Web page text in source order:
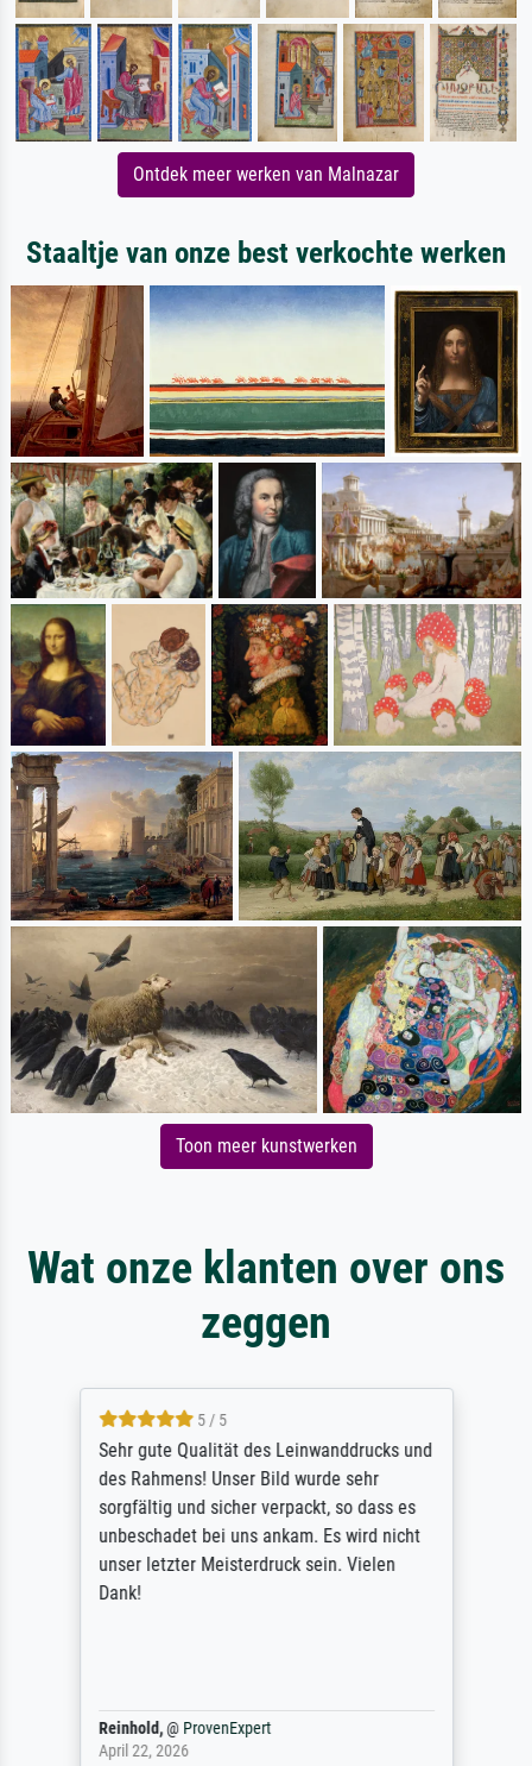
Ontdek meer werken van Malnazar
Staaltje van onze best verkochte werken
Toon meer kunstwerken
Wat onze klanten over ons
zeggen
5 / 5
Sehr gute Qualität des Leinwanddrucks und
des Rahmens! Unser Bild wurde sehr
sorgfältig und sicher verpackt, so dass es
unbeschadet bei uns ankam. Es wird nicht
unser letzter Meisterdruck sein. Vielen
Dank!
Reinhold,@ ProvenExpert
April 22, 2026